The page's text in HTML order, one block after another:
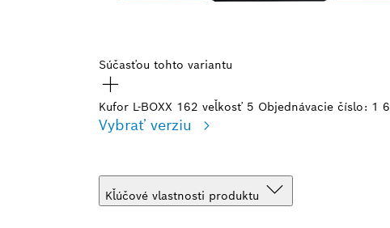
Súčasťou tohto variantu
Kufor L-BOXX 162 veľkosť 5 Objednávacie číslo: 1
Vybrať verziu
Kľúčové vlastnosti produktu